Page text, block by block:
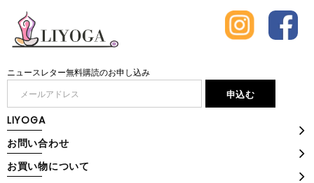
ニュースレター無料購読のお申し込み
LIYOGA
お問い合わせ
お買い物について